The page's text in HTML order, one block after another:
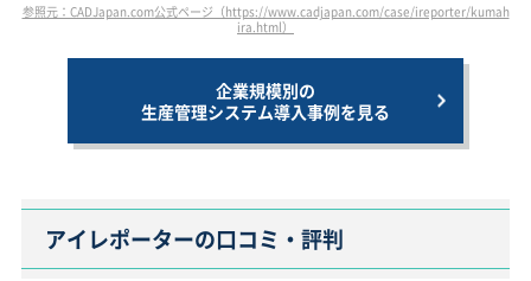
参照元：CADJapan.com公式ページ（https://www.cadjapan.com/case/ireporter/kumah
ira.html）
企業規模別の
生産管理システム導入事例を見る
アイレポーターの口コミ・評判